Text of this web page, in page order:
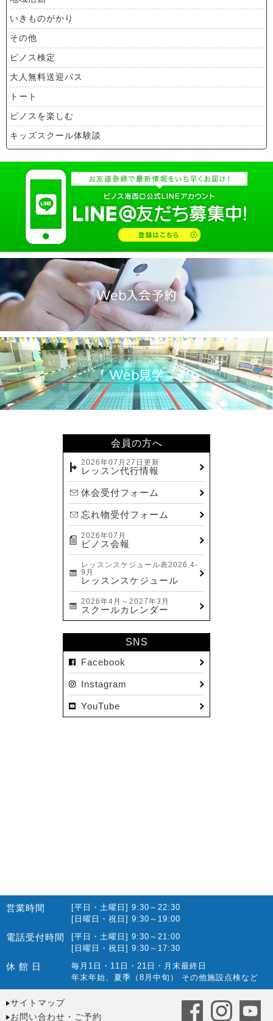
いきものがかり
その他
ピノス検定
大人無料送迎バス
トート
ピノスを楽しむ
キッズスクール体験談
会員の方へ
2026年07月27日更新
レッスン代行情報
休会受付フォーム
忘れ物受付フォーム
2026年07月
ピノス会報
レッスンスケジュール表2026.4-
9月
レッスンスケジュール
2026年4月～2027年3月
スクールカレンダー
SNS
Facebook
Instagram
YouTube
営業時間
[平日・土曜日] 9:30～22:30
[日曜日・祝日] 9:30～19:00
電話受付時間
[平日・土曜日] 9:30～21:00
[日曜日・祝日] 9:30～17:30
休 館 日
毎月1日・11日・21日・月末最終日
年末年始、夏季（8月中旬） その他施設点検など
サイトマップ
お問い合わせ・ご予約